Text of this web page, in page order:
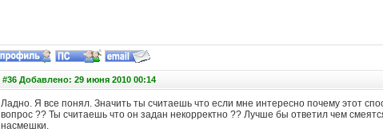
#36 Добавлено: 29 июня 2010 00:14
Ладно. Я все понял. Значить ты считаешь что если мне интересно почему этот
вопрос ?? Ты считаешь что он задан некорректно ?? Лучше бы ответил чем
насмешки.